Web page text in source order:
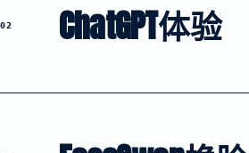
02 ChatGPT体验